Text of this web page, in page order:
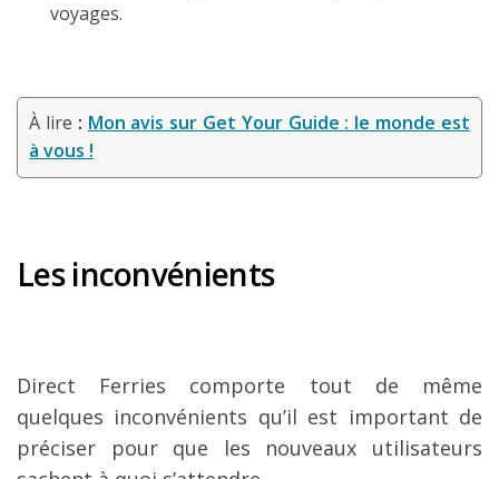
voyages.
À lire : Mon avis sur Get Your Guide : le monde est
à vous !
Les inconvénients
Direct Ferries comporte tout de même
quelques inconvénients qu’il est important de
préciser pour que les nouveaux utilisateurs